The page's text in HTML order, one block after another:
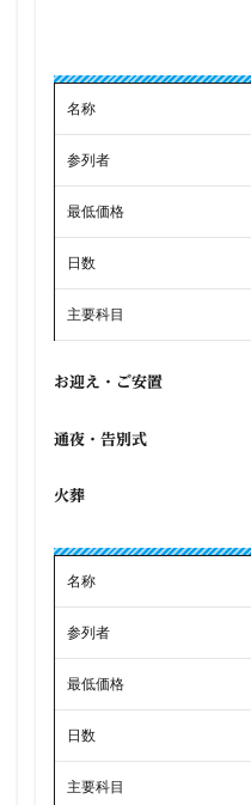
名称
参列者
最低価格
日数
主要科目
お迎え・ご安置
通夜・告別式
火葬
名称
参列者
最低価格
日数
主要科目